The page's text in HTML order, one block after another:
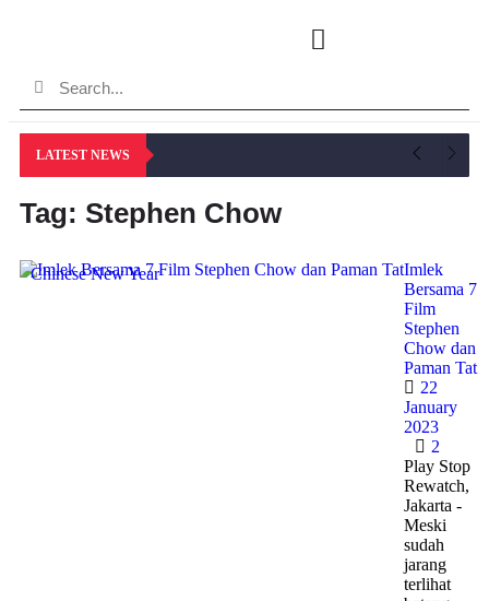
LATEST NEWS
Tag: Stephen Chow
Chinese New Year
Imlek
Bersama 7
Film
Stephen
Chow dan
Paman Tat
22
January
2023
2
Play Stop
Rewatch,
Jakarta -
Meski
sudah
jarang
terlihat